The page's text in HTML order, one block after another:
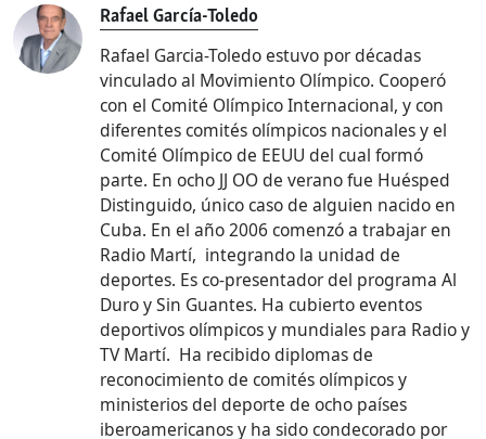
Rafael García-Toledo
Rafael Garcia-Toledo estuvo por décadas
vinculado al Movimiento Olímpico. Cooperó
con el Comité Olímpico Internacional, y con
diferentes comités olímpicos nacionales y el
Comité Olímpico de EEUU del cual formó
parte. En ocho JJ OO de verano fue Huésped
Distinguido, único caso de alguien nacido en
Cuba. En el año 2006 comenzó a trabajar en
Radio Martí, integrando la unidad de
deportes. Es co-presentador del programa Al
Duro y Sin Guantes. Ha cubierto eventos
deportivos olímpicos y mundiales para Radio y
TV Martí. Ha recibido diplomas de
reconocimiento de comités olímpicos y
ministerios del deporte de ocho países
iberoamericanos y ha sido condecorado por